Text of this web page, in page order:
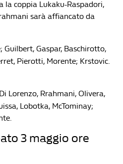
la coppia Lukaku-Raspadori,
sarà affiancato da
Guilbert, Gaspar, Baschirotto,
Pierotti, Morente; Krstovic.
Lorenzo, Rrahmani, Olivera,
Lobotka, McTominay;
3 maggio ore